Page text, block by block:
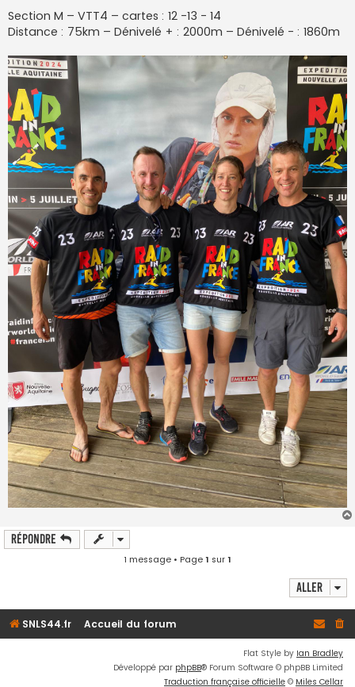
Section M – VTT4 – cartes : 12 -13 - 14
Distance : 75km – Dénivelé + : 2000m – Dénivelé - : 1860m
Répondre
1 message • Page1 sur1
Aller
SNLS44.fr Accueil du forum
Flat Style by Ian Bradley
Développé par phpBB® Forum Software © phpBB Limited
Traduction française officielle © Miles Cellar